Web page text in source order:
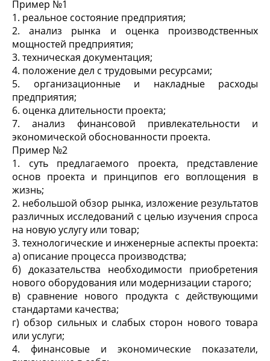
Пример №1
1. реальное состояние предприятия;
2. анализ рынка и оценка производственных
мощностей предприятия;
3. техническая документация;
4. положение дел с трудовыми ресурсами;
5. организационные и накладные расходы
предприятия;
6. оценка длительности проекта;
7. анализ финансовой привлекательности и
экономической обоснованности проекта.
Пример №2
1. суть предлагаемого проекта, представление
основ проекта и принципов его воплощения в
жизнь;
2. небольшой обзор рынка, изложение результатов
различных исследований с целью изучения спроса
на новую услугу или товар;
3. технологические и инженерные аспекты проекта:
а) описание процесса производства;
б) доказательства необходимости приобретения
нового оборудования или модернизации старого;
в) сравнение нового продукта с действующими
стандартами качества;
г) обзор сильных и слабых сторон нового товара
или услуги;
4. финансовые и экономические показатели,